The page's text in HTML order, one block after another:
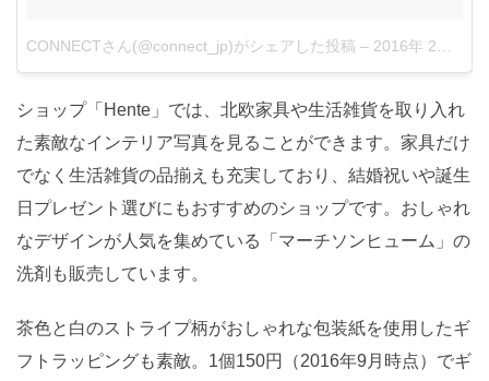
CONNECTさん(@connect_jp)がシェアした投稿 – 2016年 2月月2日午前1時09分PST
ショップ「Hente」では、北欧家具や生活雑貨を取り入れ
た素敵なインテリア写真を見ることができます。家具だけ
でなく生活雑貨の品揃えも充実しており、結婚祝いや誕生
日プレゼント選びにもおすすめのショップです。おしゃれ
なデザインが人気を集めている「マーチソンヒューム」の
洗剤も販売しています。
茶色と白のストライプ柄がおしゃれな包装紙を使用したギ
フトラッピングも素敵。1個150円（2016年9月時点）でギ